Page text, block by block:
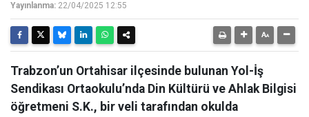
Yayınlanma: 22/04/2025 12:55
Trabzon’un Ortahisar ilçesinde bulunan Yol-İş
Sendikası Ortaokulu’nda Din Kültürü ve Ahlak Bilgisi
öğretmeni S.K., bir veli tarafından okulda